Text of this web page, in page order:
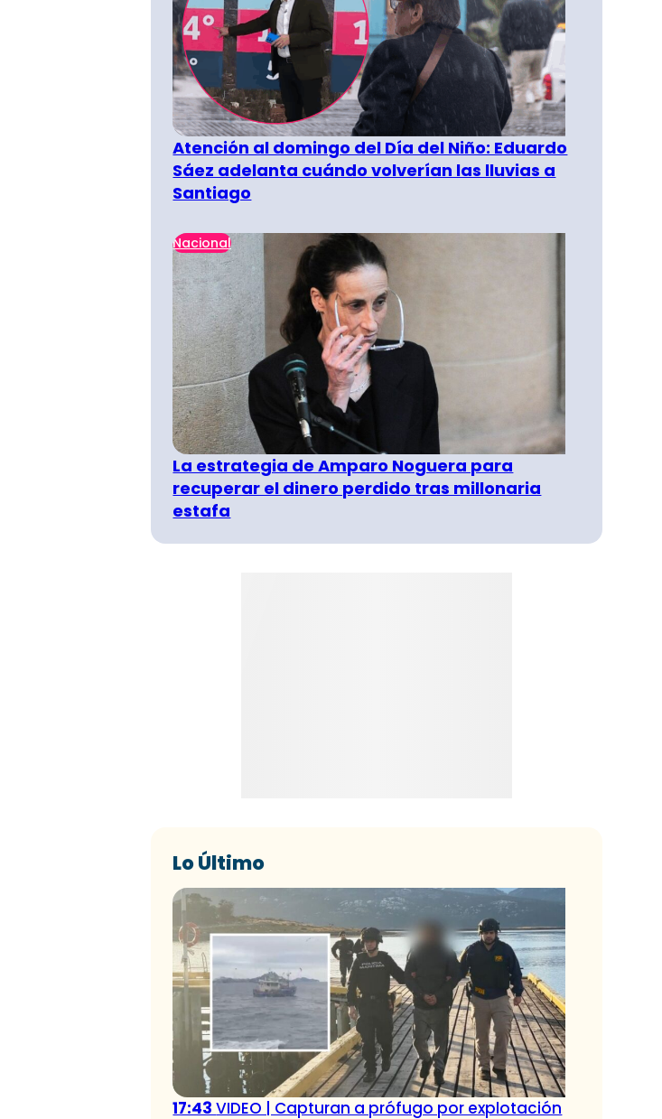
Atención al domingo del Día del Niño: Eduardo
Sáez adelanta cuándo volverían las lluvias a
Santiago
Nacional
La estrategia de Amparo Noguera para
recuperar el dinero perdido tras millonaria
estafa
Lo Último
17:43VIDEO | Capturan a prófugo por explotación